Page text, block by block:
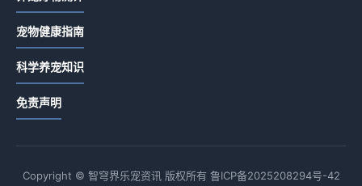
宠物健康指南
科学养宠知识
免责声明
Copyright © 智穹界乐宠资讯 版权所有 鲁ICP备2025208294号-42